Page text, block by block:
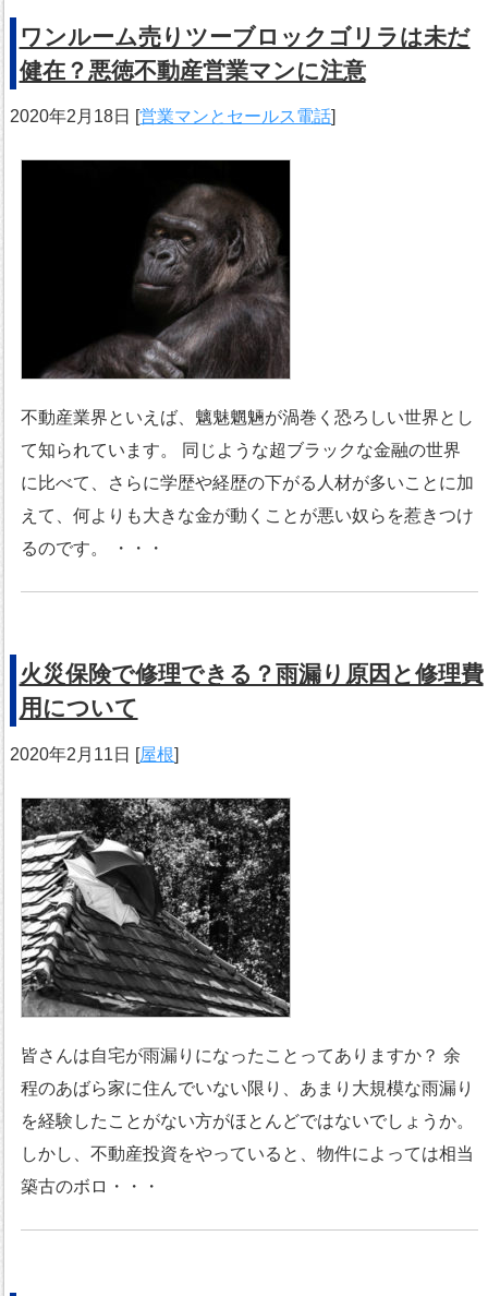
ワンルーム売りツーブロックゴリラは未だ
健在？悪徳不動産営業マンに注意
2020年2月18日 [営業マンとセールス電話]
不動産業界といえば、魑魅魍魎が渦巻く恐ろしい世界とし
て知られています。 同じような超ブラックな金融の世界
に比べて、さらに学歴や経歴の下がる人材が多いことに加
えて、何よりも大きな金が動くことが悪い奴らを惹きつけ
るのです。 ・・・
火災保険で修理できる？雨漏り原因と修理費
用について
2020年2月11日 [屋根]
皆さんは自宅が雨漏りになったことってありますか？ 余
程のあばら家に住んでいない限り、あまり大規模な雨漏り
を経験したことがない方がほとんどではないでしょうか。
しかし、不動産投資をやっていると、物件によっては相当
築古のボロ・・・